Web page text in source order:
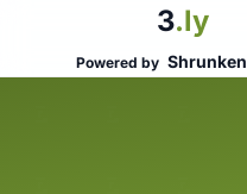
3.ly
Powered by Shrunken